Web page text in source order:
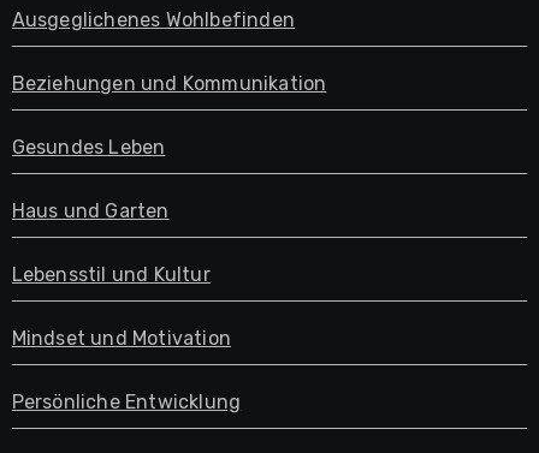
Ausgeglichenes Wohlbefinden
Beziehungen und Kommunikation
Gesundes Leben
Haus und Garten
Lebensstil und Kultur
Mindset und Motivation
Persönliche Entwicklung